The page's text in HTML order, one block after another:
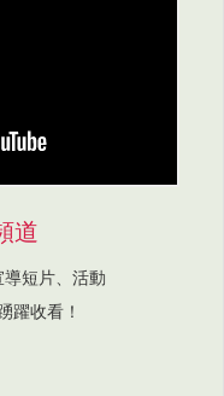
道
短片、活動
躍收看！